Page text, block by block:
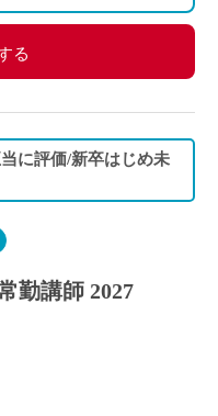
る
に評価/新卒はじめ未
勤講師 2027